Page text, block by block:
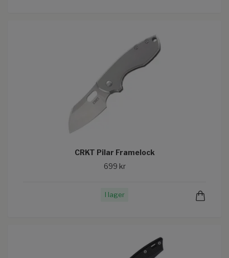
CRKT Pilar Framelock
699 kr
I lager